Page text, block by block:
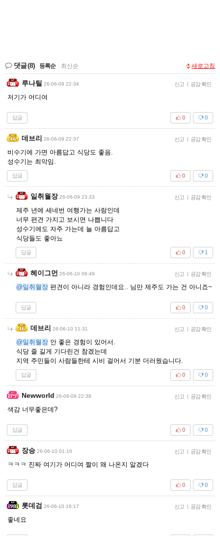
댓글(8) 등록순 최신순 새로고침
루나틸 26-06-09 22:34 신고 | 공감 확인
저기가 어디여
답글 0
0
데브리 26-06-09 22:37 신고 | 공감 확인
비수기에 가면 아름답고 식당도 좋음.
성수기는 최악임.
답글 0
0
일취월장 26-06-09 23:33 신고 | 공감 확인
제주 년에 세네번 여행가는 사람인데
너무 편견 가지고 보시면 나쁩니다
성수기에도 자주 가는데 늘 아름답고
식당들도 좋아뇨
답글 1
0
헤이그먼 26-06-10 06:49 신고 | 공감 확인
@일취월장 편견이 아니라 경험인데요.. 님만 제주도 가는 건 아니죠~
답글 0
0
데브리 26-06-10 11:31 신고 | 공감 확인
@일취월장 안 좋은 경험이 있어서.
식당 줄 길게 기다린건 참겠는데
지역 주민들이 사람들한테 시비 걸어서 기분 더러웠습니다.
답글 0
0
Newworld 26-06-09 22:38 신고 | 공감 확인
색감 너무좋은데?
답글 0
0
장승 26-06-10 01:16 신고 | 공감 확인
ㅋㅋㅋ 진짜 여기가 어디여 짤이 왜 나온지 알겠다
답글 0
0
롯데검 26-06-10 16:17 신고 | 공감 확인
좋네요